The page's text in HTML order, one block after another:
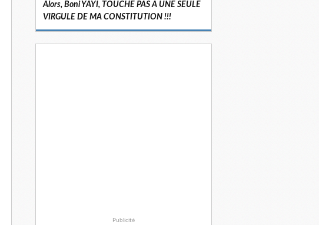
Alors, Boni YAYI, TOUCHE PAS A UNE SEULE
VIRGULE DE MA CONSTITUTION !!!
Publicité